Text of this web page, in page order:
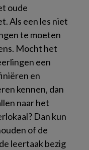
oude
Als een les niet
te moeten
Mocht het
een
en
kennen, dan
naar het
Dan kun
of de
leertaak bezig